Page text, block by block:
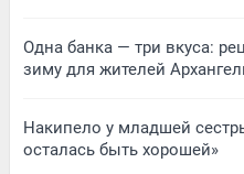
Одна банка — три вкуса:
зиму для жителей
Накипело у младшей
осталась быть хорошей»